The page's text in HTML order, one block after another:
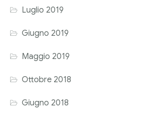
Luglio 2019
Giugno 2019
Maggio 2019
Ottobre 2018
Giugno 2018